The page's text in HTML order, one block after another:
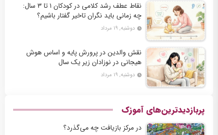
نقاط عطف رشد کلامی در کودکان ۱ تا ۳ سال:
چه زمانی باید نگران تاخیر گفتار باشیم؟
دوشنبه, ۱۹ مرداد
نقش والدین در پرورش پایه و اساس هوش
هیجانی در نوزادان زیر یک سال
دوشنبه, ۱۹ مرداد
پربازدیدترین‌های آموزک
در مرکز بازیافت چه می‌گذرد؟